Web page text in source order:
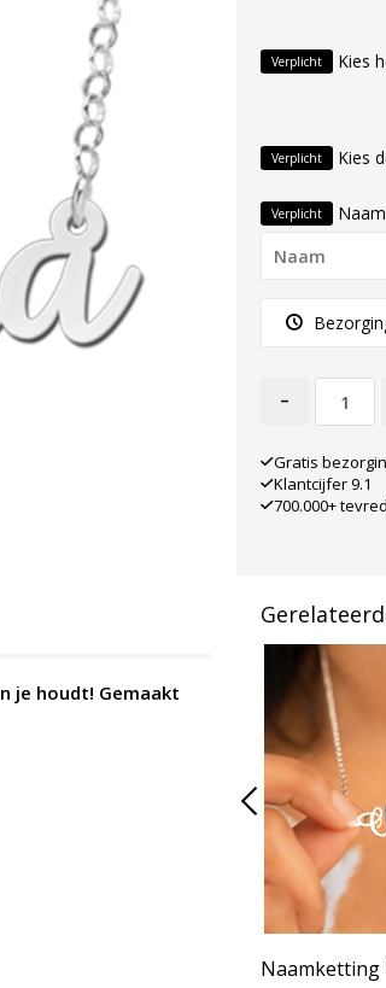
Verplicht Kies
Verplicht Kies
Verplicht Naam
-
Gratis
Klantcijfer 9.1
700.000+
je houdt! Gemaakt
Naamketting